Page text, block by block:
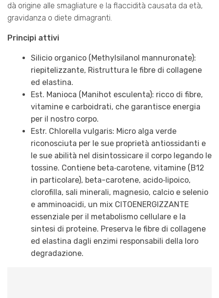
dà origine alle smagliature e la flaccidità causata da età,
gravidanza o diete dimagranti.
Principi attivi
Silicio organico (Methylsilanol mannuronate):
riepitelizzante, Ristruttura le fibre di collagene
ed elastina.
Est. Manioca (Manihot esculenta): ricco di fibre,
vitamine e carboidrati, che garantisce energia
per il nostro corpo.
Estr. Chlorella vulgaris: Micro alga verde
riconosciuta per le sue proprietà antiossidanti e
le sue abilità nel disintossicare il corpo legando le
tossine. Contiene beta‐carotene, vitamine (B12
in particolare), beta-carotene, acido‐lipoico,
clorofilla, sali minerali, magnesio, calcio e selenio
e amminoacidi, un mix CITOENERGIZZANTE
essenziale per il metabolismo cellulare e la
sintesi di proteine. Preserva le fibre di collagene
ed elastina dagli enzimi responsabili della loro
degradazione.